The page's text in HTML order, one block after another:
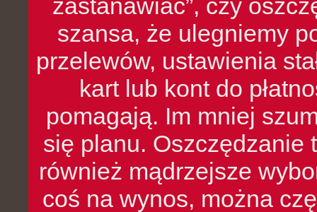
zastanawiać”, czy
szansa, że ulegniemy
przelewów, ustawienia
kart lub kont do
pomagają. Im mniej
się planu. Oszczędzanie
również mądrzejsze
coś na wynos, można